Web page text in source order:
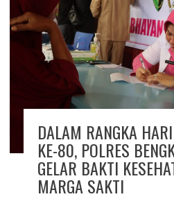
DALAM RANGKA
KE-80, POLRES
GELAR BAKTI
MARGA SAKTI